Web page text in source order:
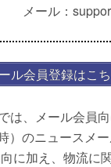
メール：
ル会員登録はこ
は、メール会員
）のニュースメ
に加え、物流に